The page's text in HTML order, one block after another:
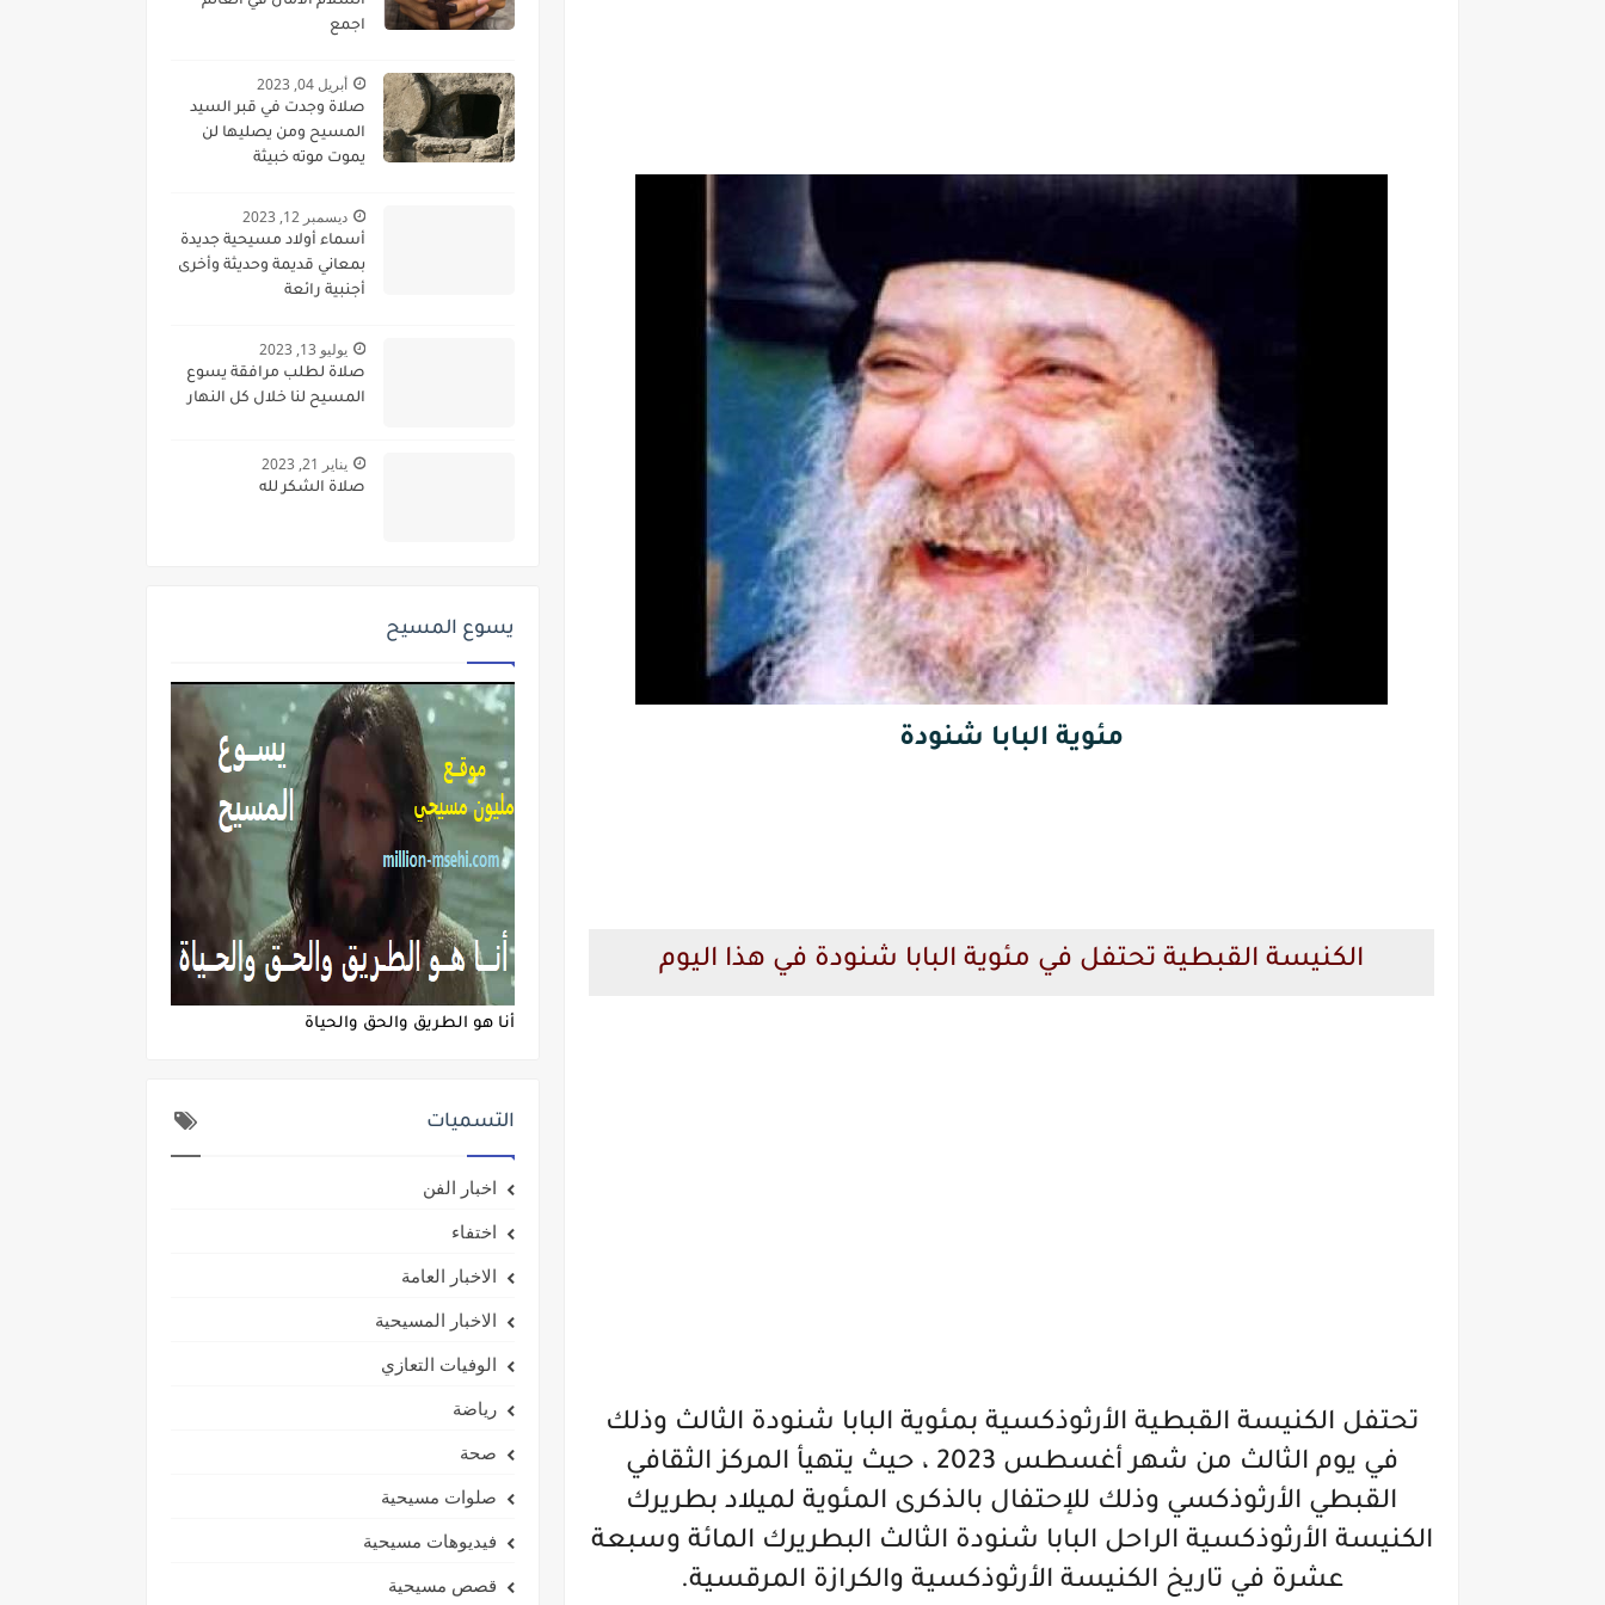
مئوية البابا شنودة
الكنيسة القبطية تحتفل في مئوية البابا شنودة في هذا اليوم
تحتفل الكنيسة القبطية الأرثوذكسية بمئوية البابا شنودة الثالث وذلك
في يوم الثالث من شهر أغسطس 2023 ، حيث يتهيأ المركز الثقافي
القبطي الأرثوذكسي وذلك للإحتفال بالذكرى المئوية لميلاد بطريرك
الكنيسة الأرثوذكسية الراحل البابا شنودة الثالث البطريرك المائة وسبعة
عشرة في تاريخ الكنيسة الأرثوذكسية والكرازة المرقسية.
اجمع
أبريل 04, 2023
صلاة وجدت في قبر السيد
المسيح ومن يصليها لن
يموت موته خبيثة
ديسمبر 12, 2023
أسماء أولاد مسيحية جديدة
بمعاني قديمة وحديثة وأخرى
أجنبية رائعة
يوليو 13, 2023
صلاة لطلب مرافقة يسوع
المسيح لنا خلال كل النهار
يناير 21, 2023
صلاة الشكر لله
يسوع المسيح
أنا هو الطريق والحق والحياة
التسميات
اخبار الفن
اختفاء
الاخبار العامة
الاخبار المسيحية
الوفيات التعازي
رياضة
صحة
صلوات مسيحية
فيديوهات مسيحية
قصص مسيحية